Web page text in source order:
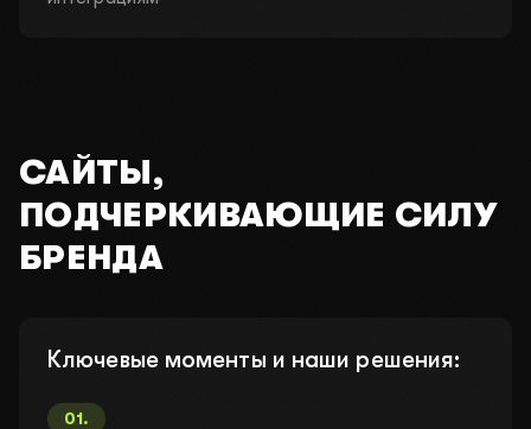
САЙТЫ,
ПОДЧЕРКИВАЮЩИЕ СИЛУ
БРЕНДА
Ключевые моменты и наши решения:
01.